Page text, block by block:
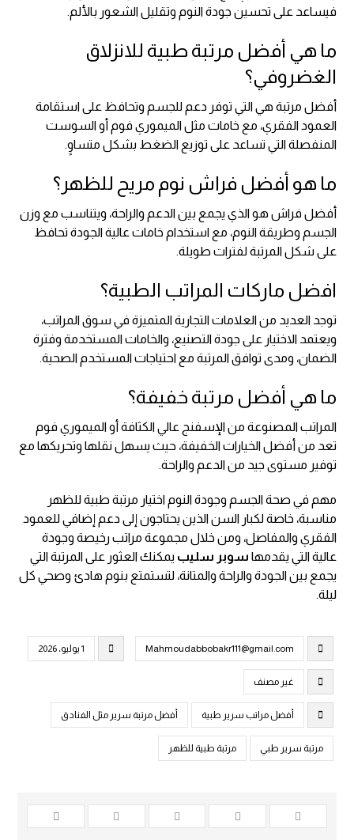
فيساعد على تحسين جودة النوم وتقليل الشعور بالألم.
ما هي أفضل مرتبة طبية للانزلاق
الغضروفي؟
أفضل مرتبة هي التي توفر دعم للجسم وتحافظ على استقامة
العمود الفقري، مع خامات مثل الميموري فوم أو السوست
المنفصلة التي تساعد على توزيع الضغط بشكل متساوٍ.
ما هو أفضل فراش نوم مريح للظهر؟
أفضل فراش هو الذي يجمع بين الدعم والراحة، ويتناسب مع وزن
الجسم وطريقة النوم، مع استخدام خامات عالية الجودة تحافظ
على شكل المرتبة لفترات طويلة.
افضل ماركات المراتب الطبية؟
توجد العديد من العلامات التجارية المتميزة في سوق المراتب،
ويعتمد الاختيار على جودة التصنيع، والخامات المستخدمة وفترة
الضمان، ومدى توافق المرتبة مع احتياجات المستخدم الصحية.
ما هي أفضل مرتبة خفيفة؟
المراتب المصنوعة من الإسفنج عالي الكثافة أو الميموري فوم
تعد من أفضل الخيارات الخفيفة، حيث يسهل نقلها وتحريكها مع
توفير مستوى جيد من الدعم والراحة.
مهم في صحة الجسم وجودة النوم اختيار مرتبة طبية للظهر
مناسبة، خاصة لكبار السن الذين يحتاجون إلى دعم إضافي للعمود
الفقري والمفاصل، ومن خلال مجموعة مراتب رخيصة وجودة
عالية التي يقدمها سوبر سليب يمكنك العثور على المرتبة التي
يجمع بين الجودة والراحة والمتانة، لتستمتع بنوم هادئ وصحي كل
ليلة.
Mahmoudabbobakr111@gmail.com 1 يوليو، 2026
غير مصنف
أفضل مراتب سرير طبية أفضل مرتبة سرير مثل الفنادق
مرتبة سرير طبي مرتبة طبية للظهر